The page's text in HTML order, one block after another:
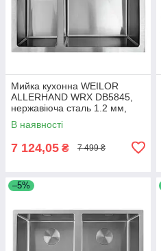
Мийка кухонна WEILOR
ALLERHAND WRX DB5845,
нержавіюча сталь 1.2 мм,
півторачашева, врізна / під
стільницю
В наявності
7 124,05 ₴ 7 499 ₴
–5%